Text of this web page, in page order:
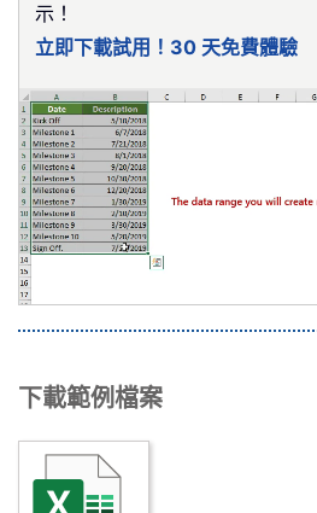
示！
立即下載試用！30 天免費體驗
下載範例檔案